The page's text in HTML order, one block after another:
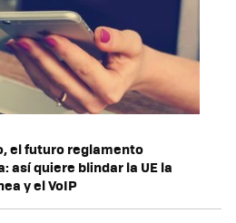
el futuro reglamento
así quiere blindar la UE la
y el VoIP